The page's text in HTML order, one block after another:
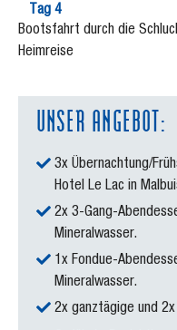
Tag 4
Bootsfahrt durch die
Heimreise
UNSER ANGEBOT:
3x Übernachtung/
Hotel Le Lac in
2x 3-Gang-
Mineralwasser.
1x Fondue-
Mineralwasser.
2x ganztägige und